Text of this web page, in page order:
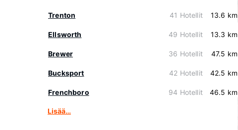
Trenton 41 Hotellit 13.6 km
Ellsworth 49 Hotellit 13.3 km
Brewer 36 Hotellit 47.5 km
Bucksport 42 Hotellit 42.5 km
Frenchboro 94 Hotellit 46.5 km
Lisää…